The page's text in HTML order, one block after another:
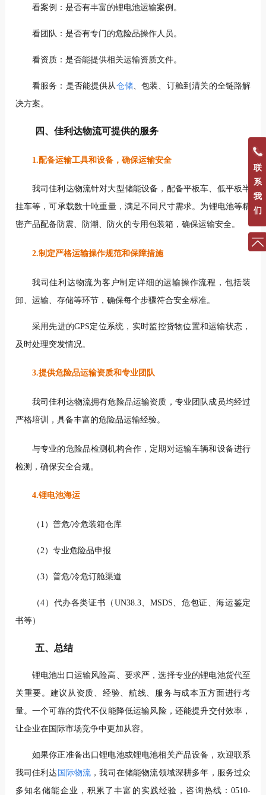
看案例：是否有丰富的锂电池运输案例。
看团队：是否有专门的危险品操作人员。
看资质：是否能提供相关运输资质文件。
看服务：是否能提供从 仓储、包装、订舱到清关的全链路解
决方案。
四、佳利达物流可提供的服务
1.配备运输工具和设备，确保运输安全
我司佳利达物流针对大型储能设备，配备平板车、低平板半
挂车等，可承载数十吨重量，满足不同尺寸需求。为锂电池等精
密产品配备防震、防潮、防火的专用包装箱，确保运输安全。
2.制定严格运输操作规范和保障措施
我司佳利达物流为客户制定详细的运输操作流程，包括装
卸、运输、存储等环节，确保每个步骤符合安全标准。
采用先进的GPS定位系统，实时监控货物位置和运输状态，
及时处理突发情况。
3.提供危险品运输资质和专业团队
我司佳利达物流拥有危险品运输资质，专业团队成员均经过
严格培训，具备丰富的危险品运输经验。
与专业的危险品检测机构合作，定期对运输车辆和设备进行
检测，确保安全合规。
4.锂电池海运
（1）普危/冷危装箱仓库
（2）专业危险品申报
（3）普危/冷危订舱渠道
（4）代办各类证书（UN38.3、MSDS、危包证、海运鉴定
书等）
五、总结
锂电池出口运输风险高、要求严，选择专业的锂电池货代至
关重要。建议从资质、经验、航线、服务与成本五方面进行考
量。一个可靠的货代不仅能降低运输风险，还能提升交付效率，
让企业在国际市场竞争中更加从容。
如果你正准备出口锂电池或锂电池相关产品设备，欢迎联系
我司佳利达 国际物流 ，我司在储能物流领域深耕多年，服务过众
多知名储能企业，积累了丰富的实践经验，咨询热线：0510-
联
系
我
们